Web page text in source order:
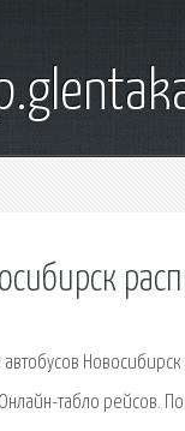
табло рейсов.